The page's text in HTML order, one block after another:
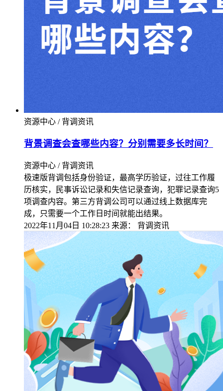
资源中心 / 背调资讯
背景调查会查哪些内容？分别需要多长时间？
资源中心 / 背调资讯
极速版背调包括身份验证，最高学历验证，过往工作履
历核实，民事诉讼记录和失信记录查询，犯罪记录查询5
项调查内容。第三方背调公司可以通过线上数据库完
成，只需要一个工作日时间就能出结果。
2022年11月04日 10:28:23 来源： 背调资讯